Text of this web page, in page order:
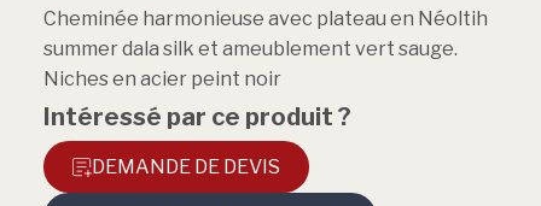
Cheminée harmonieuse avec plateau en Néoltih
summer dala silk et ameublement vert sauge.
Niches en acier peint noir
Intéressé par ce produit ?
DEMANDE DE DEVIS